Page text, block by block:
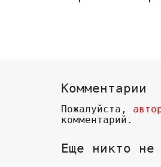
Комментарии
Пожалуйста,
комментарий.
Еще никто не